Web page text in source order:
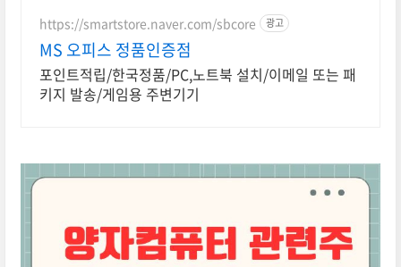
제조전문
https://smartstore.naver.com/sbcore 광고
MS 오피스 정품인증점
포인트적립/한국정품/PC,노트북 설치/이메일 또는 패
키지 발송/게임용 주변기기